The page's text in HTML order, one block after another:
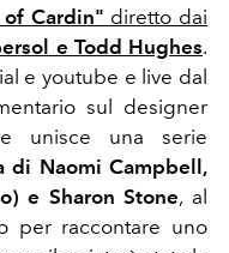
of Cardin" diretto dai
e Todd Hughes.
e youtube e live dal
sul designer
unisce una serie
di Naomi Campbell,
e Sharon Stone, al
per raccontare uno